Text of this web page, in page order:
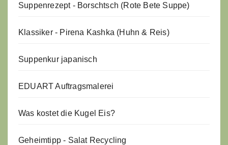
Suppenrezept - Borschtsch (Rote Bete Suppe)
Klassiker - Pirena Kashka (Huhn & Reis)
Suppenkur japanisch
EDUART Auftragsmalerei
Was kostet die Kugel Eis?
Geheimtipp - Salat Recycling